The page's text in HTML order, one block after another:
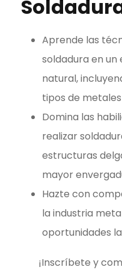
Aprende las
soldadura en
natural,
tipos de
Domina las
realizar
estructuras
mayor
Hazte con
la industria
oportunidades
¡Inscríbete y